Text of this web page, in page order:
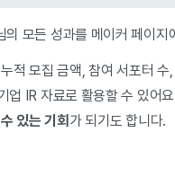
의 모든 성과를 메이커 페이지
적 모집 금액, 참여 서포터
업 IR 자료로 활용할 수 있어
있는 기회 가 되기도 합니다.